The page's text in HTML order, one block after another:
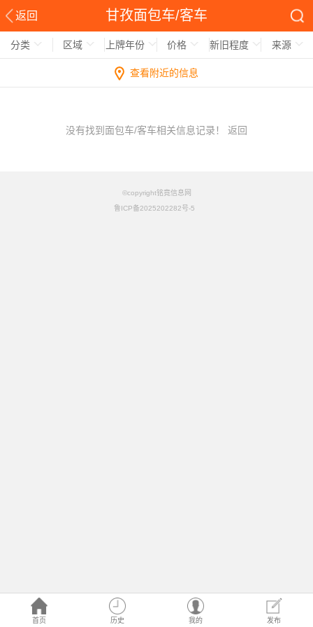
返回 甘孜面包车/客车
首页 历史 我的 发布
分类 区域 上牌年份 价格 新旧程度 来源
查看附近的信息
没有找到面包车/客车相关信息记录！ 返回
©copyright铭竟信息网
鲁ICP备2025202282号-5